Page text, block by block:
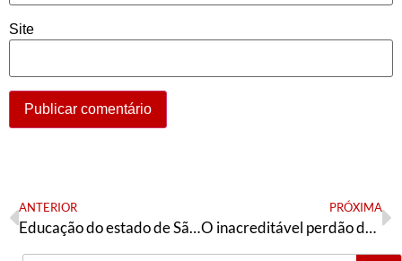
Site
ANTERIOR
Educação do estado de São Paulo: não há nada tão ruim que não possa piorar!
PRÓXIMA
O inacreditável perdão de Jaques Wagner ao general Villas Boas